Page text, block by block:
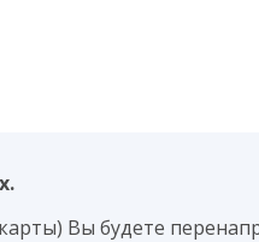
Вы будете